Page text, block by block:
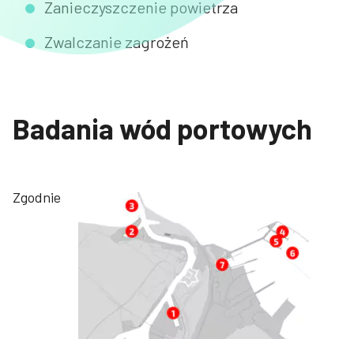
Zanieczyszczenie powietrza
Zwalczanie zagrożeń
Badania wód portowych
Zgodnie